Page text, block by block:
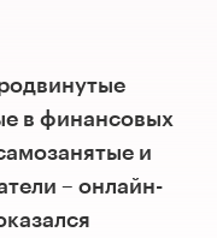
в финансовых
и
– онлайн-